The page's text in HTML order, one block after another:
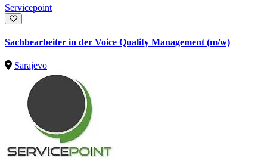
Servicepoint
Sachbearbeiter in der Voice Quality Management (m/w)
Sarajevo